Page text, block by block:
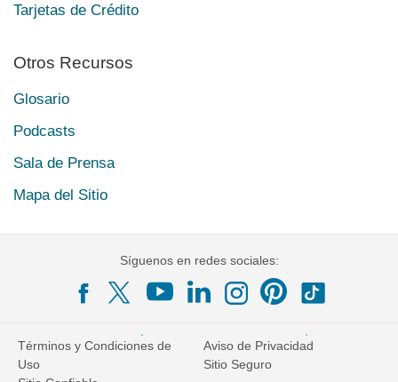
Tarjetas de Crédito
Otros Recursos
Glosario
Podcasts
Sala de Prensa
Mapa del Sitio
Síguenos en redes sociales:
Términos y Condiciones de
Uso
Aviso de Privacidad
Sitio Seguro